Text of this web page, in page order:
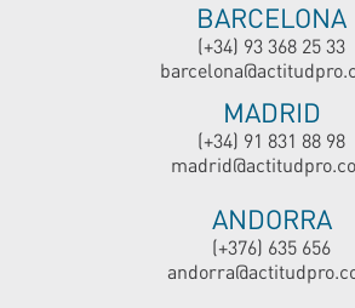
BARCELONA
(+34) 93 368 25 33
MADRID
(+34) 91 831 88 98
ANDORRA
(+376) 635 656